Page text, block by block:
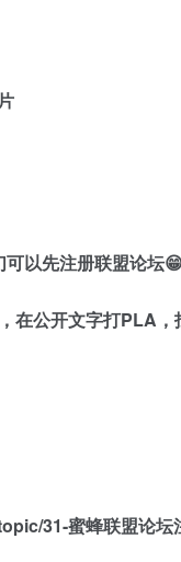
可以先注册联盟论坛😁
公开文字打PLA，
31-蜜蜂联盟论